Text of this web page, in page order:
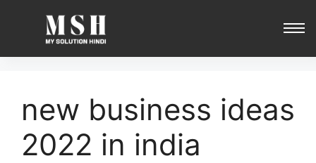
new business ideas
2022 in india